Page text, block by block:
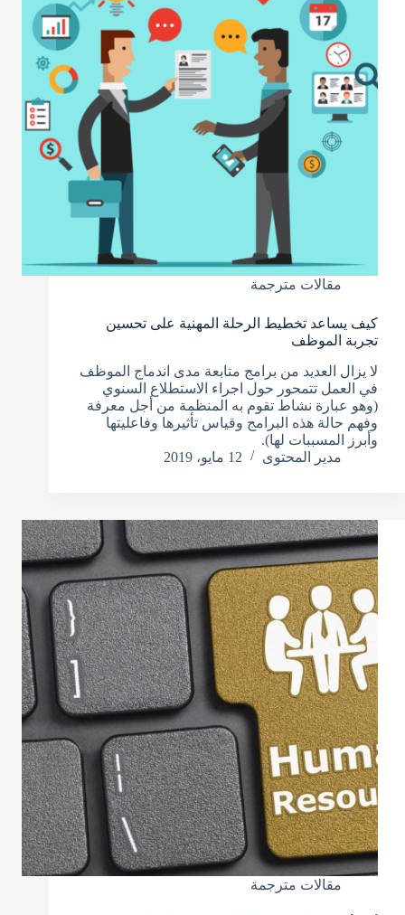
مقالات مترجمة
كيف يساعد تخطيط الرحلة المهنية على تحسين
تجربة الموظف
لا يزال العديد من برامج متابعة مدى اندماج الموظف
في العمل تتمحور حول اجراء الاستطلاع السنوي
(وهو عبارة نشاط تقوم به المنظمة من أجل معرفة
وفهم حالة هذه البرامج وقياس تأثيرها وفاعليتها
وأبرز المسببات لها).
مدير المحتوى
12 مايو، 2019
مقالات مترجمة